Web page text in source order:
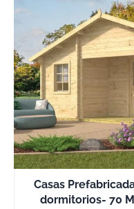
Casas
dormitorios- 70